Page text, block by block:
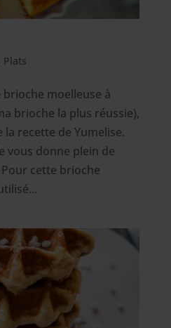
Plats
moelleuse à
brioche la plus réussie),
la recette de Yumelise.
vous donne plein de
cette brioche